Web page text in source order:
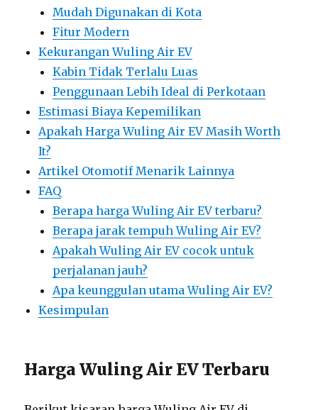
Mudah Digunakan di Kota
Fitur Modern
Kekurangan Wuling Air EV
Kabin Tidak Terlalu Luas
Penggunaan Lebih Ideal di Perkotaan
Estimasi Biaya Kepemilikan
Apakah Harga Wuling Air EV Masih Worth
It?
Artikel Otomotif Menarik Lainnya
FAQ
Berapa harga Wuling Air EV terbaru?
Berapa jarak tempuh Wuling Air EV?
Apakah Wuling Air EV cocok untuk
perjalanan jauh?
Apa keunggulan utama Wuling Air EV?
Kesimpulan
Harga Wuling Air EV Terbaru